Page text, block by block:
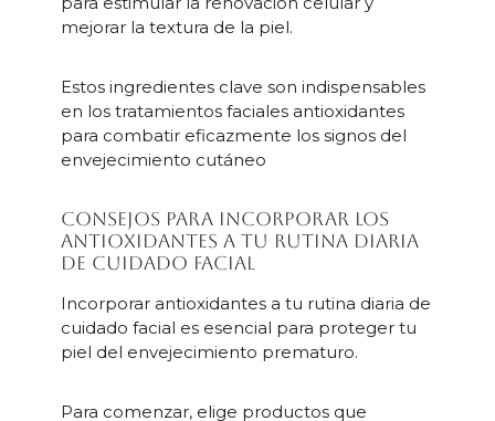
mejorar la textura de la piel.
Estos ingredientes clave son indispensables
en los tratamientos faciales antioxidantes
para combatir eficazmente los signos del
envejecimiento cutáneo
Consejos para incorporar los
antioxidantes a tu rutina diaria
de cuidado facial
Incorporar antioxidantes a tu rutina diaria de
cuidado facial es esencial para proteger tu
piel del envejecimiento prematuro.
Para comenzar, elige productos que